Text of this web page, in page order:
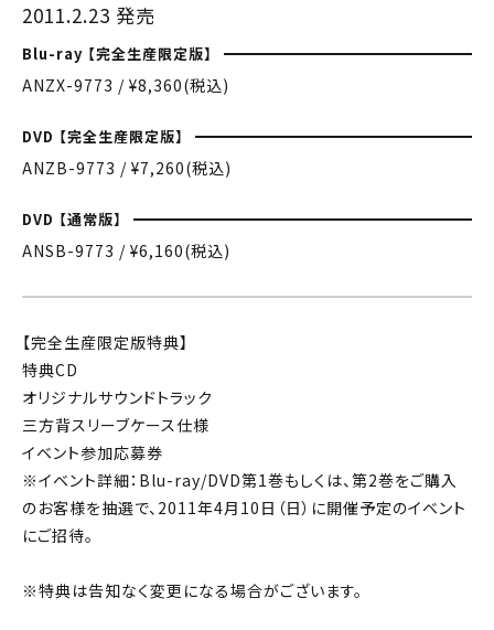
2011.2.23 発売
Blu-ray 【完全生産限定版】
ANZX-9773 / ¥8,360(税込)
DVD 【完全生産限定版】
ANZB-9773 / ¥7,260(税込)
DVD 【通常版】
ANSB-9773 / ¥6,160(税込)
【完全生産限定版特典】
特典CD
オリジナルサウンドトラック
三方背スリーブケース仕様
イベント参加応募券
※イベント詳細：Blu-ray/DVD第1巻もしくは、第2巻をご購入
のお客様を抽選で、2011年4月10日（日）に開催予定のイベント
にご招待。
※特典は告知なく変更になる場合がございます。